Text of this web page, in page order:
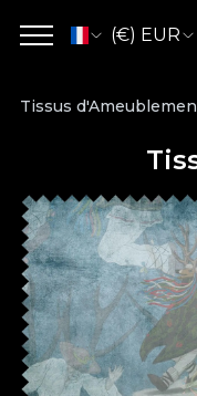
(€) EUR
Tissus